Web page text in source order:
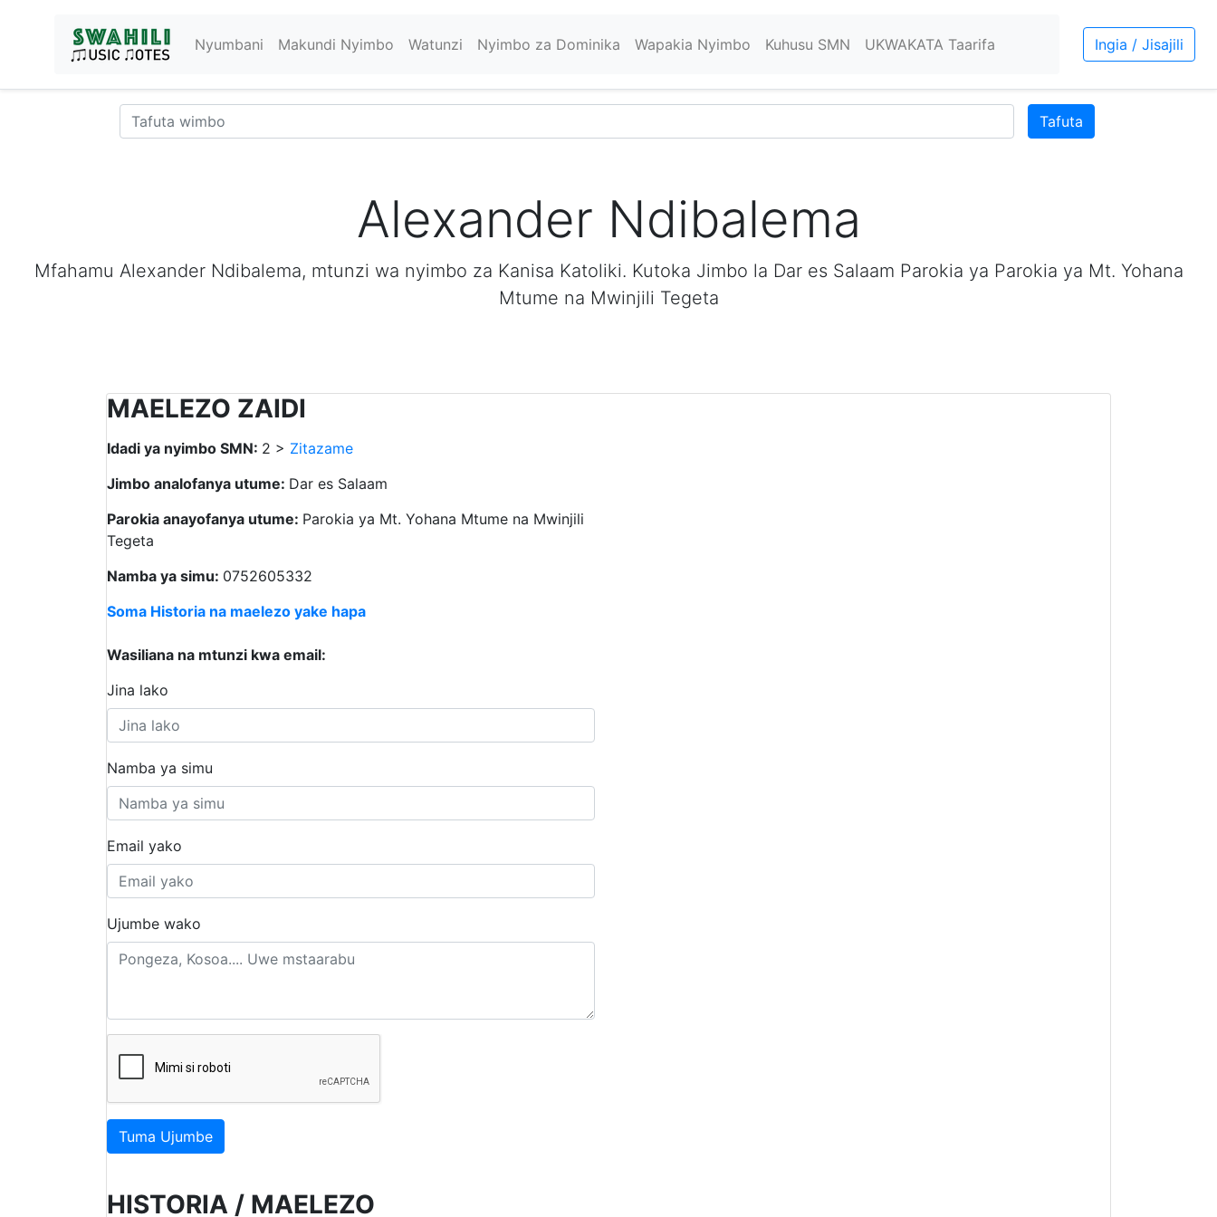
Nyumbani Makundi Nyimbo Watunzi Nyimbo za Dominika Wapakia Nyimbo Kuhusu SMN UKWAKATA Taarifa Ingia / Jisajili
Tafuta
Alexander Ndibalema
Mfahamu Alexander Ndibalema, mtunzi wa nyimbo za Kanisa Katoliki. Kutoka Jimbo la Dar es Salaam Parokia ya Parokia ya Mt. Yohana
Mtume na Mwinjili Tegeta
MAELEZO ZAIDI
Idadi ya nyimbo SMN: 2 > Zitazame
Jimbo analofanya utume: Dar es Salaam
Parokia anayofanya utume: Parokia ya Mt. Yohana Mtume na Mwinjili
Tegeta
Namba ya simu: 0752605332
Soma Historia na maelezo yake hapa
Wasiliana na mtunzi kwa email:
Jina lako
Namba ya simu
Email yako
Ujumbe wako
Tuma Ujumbe
HISTORIA / MAELEZO